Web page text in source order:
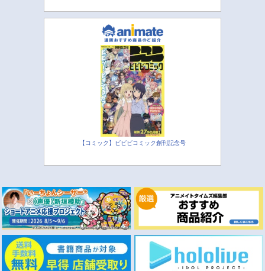
【コミック】ビビビコミック創刊記念号